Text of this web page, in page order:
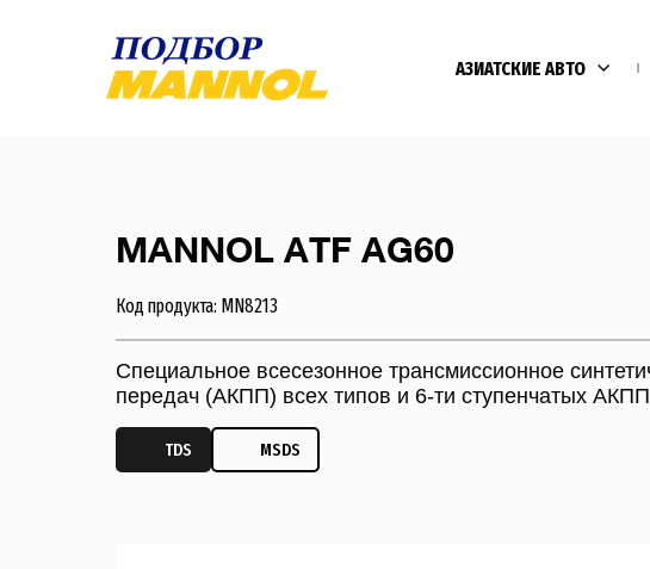
АЗИАТСКИЕ АВТО
MANNOL ATF AG60
Код продукта: MN8213
Специальное всесезонное трансмиссионное
передач (АКПП) всех типов и 6-ти ступенчатых
TDS MSDS